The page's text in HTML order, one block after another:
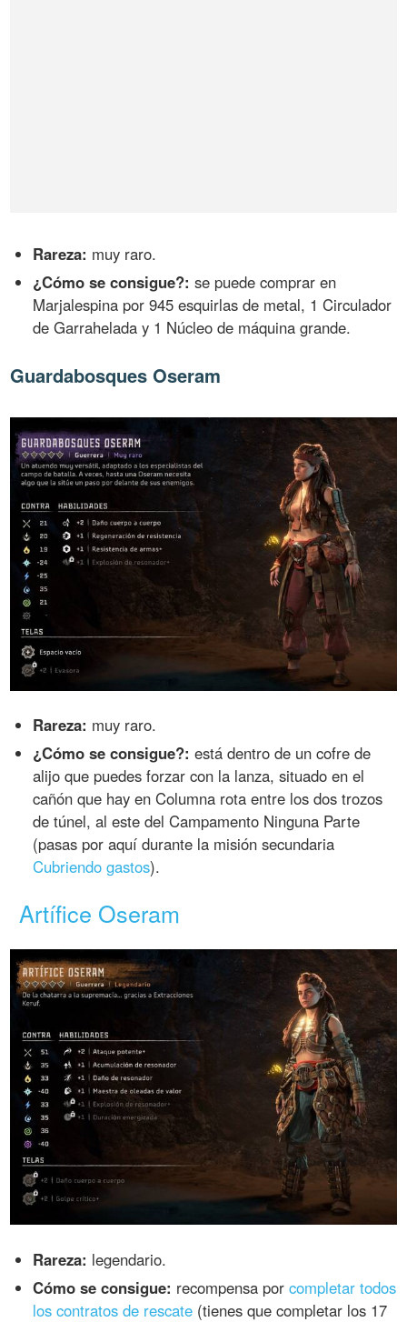
Rareza: muy raro.
¿Cómo se consigue?: se puede comprar en
Marjalespina por 945 esquirlas de metal, 1 Circulador
de Garrahelada y 1 Núcleo de máquina grande.
Guardabosques Oseram
Rareza: muy raro.
¿Cómo se consigue?: está dentro de un cofre de
alijo que puedes forzar con la lanza, situado en el
cañón que hay en Columna rota entre los dos trozos
de túnel, al este del Campamento Ninguna Parte
(pasas por aquí durante la misión secundaria
Cubriendo gastos).
Artífice Oseram
Rareza: legendario.
Cómo se consigue: recompensa porcompletar todos
los contratos de rescate (tienes que completar los 17